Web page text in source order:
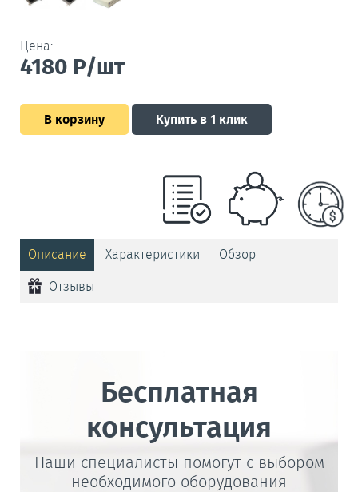
Цена:
4180 Р/шт
В корзину Купить в 1 клик
Описание Характеристики Обзор
Отзывы
Бесплатная
консультация
Наши специалисты помогут с выбором
необходимого оборудования